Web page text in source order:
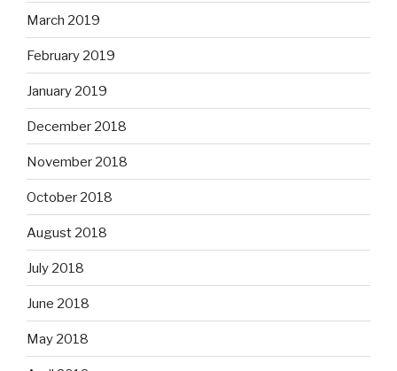
March 2019
February 2019
January 2019
December 2018
November 2018
October 2018
August 2018
July 2018
June 2018
May 2018